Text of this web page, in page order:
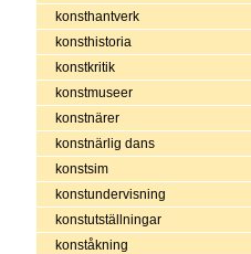
konsthantverk
konsthistoria
konstkritik
konstmuseer
konstnärer
konstnärlig dans
konstsim
konstundervisning
konstutställningar
konståkning